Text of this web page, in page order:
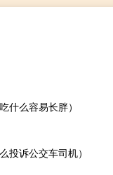
什么容易长胖）
投诉公交车司机）